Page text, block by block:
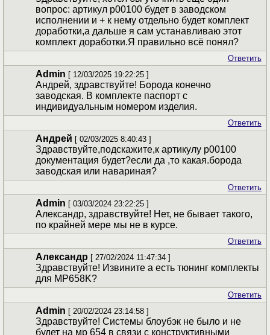
вопрос: артикул p00100 будет в заводском
исполнении и + к нему отдельно будет комплект
доработки,а дальше я сам устанавливаю этот
комплект доработки.Я правильно всё понял?
Ответить
Admin [ 12/03/2025 19:22:25 ]
Андрей, здравствуйте! Борода конечно
заводская. В комплекте паспорт с
индивидуальным номером изделия.
Ответить
Андрей [ 02/03/2025 8:40:43 ]
Здравствуйте,подскажите,к артикулу p00100
документация будет?если да ,то какая.борода
заводская или навариная?
Ответить
Admin [ 03/03/2024 23:22:25 ]
Александр, здравствуйте! Нет, не бывает такого,
по крайней мере мы не в курсе.
Ответить
Александр [ 27/02/2024 11:47:34 ]
Здравствуйте! Извините а есть тюнинг комплекты
для МP658K?
Ответить
Admin [ 20/02/2024 23:14:58 ]
Здравствуйте! Системы блоубэк не было и не
будет на мр 654 в связи с конструктивными